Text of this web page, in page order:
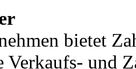
bietet
Verkaufs- und